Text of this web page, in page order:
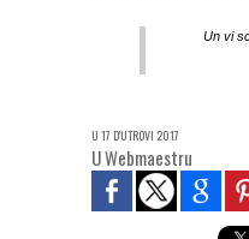
Un vi
U 17 D'UTROVI 2017
U Webmaestru